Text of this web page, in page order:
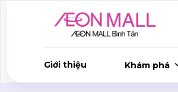
Giới thiệu Khám phá